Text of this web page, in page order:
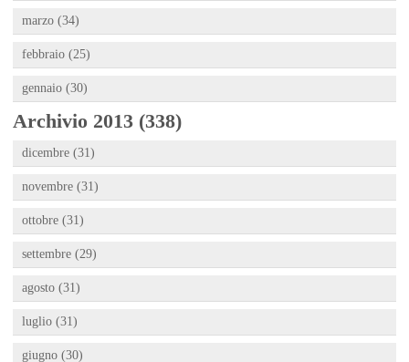
marzo (34)
febbraio (25)
gennaio (30)
Archivio 2013 (338)
dicembre (31)
novembre (31)
ottobre (31)
settembre (29)
agosto (31)
luglio (31)
giugno (30)